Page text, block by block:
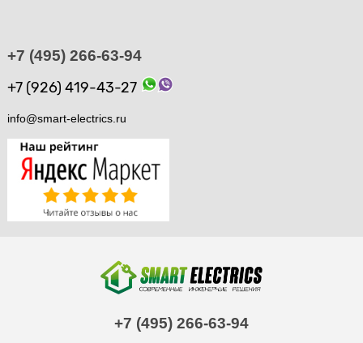
+7 (495) 266-63-94
+7 (926) 419-43-27
info@smart-electrics.ru
+7 (495) 266-63-94